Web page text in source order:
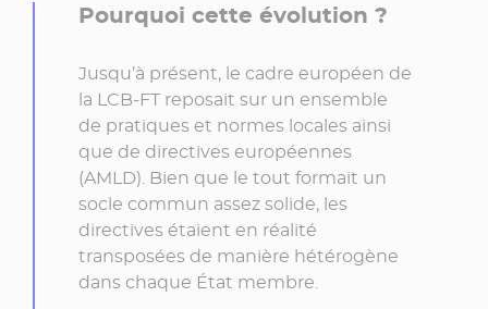
Pourquoi cette évolution ?
Jusqu’à présent, le cadre européen de
la LCB-FT reposait sur un ensemble
de pratiques et normes locales ainsi
que de directives européennes
(AMLD). Bien que le tout formait un
socle commun assez solide, les
directives étaient en réalité
transposées de manière hétérogène
dans chaque État membre.